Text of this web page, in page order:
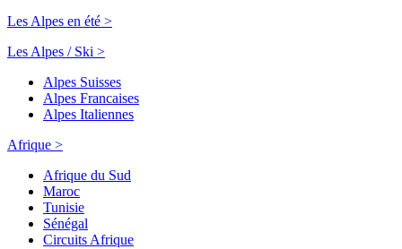
Les Alpes en été >
Les Alpes / Ski >
Alpes Suisses
Alpes Francaises
Alpes Italiennes
Afrique >
Afrique du Sud
Maroc
Tunisie
Sénégal
Circuits Afrique